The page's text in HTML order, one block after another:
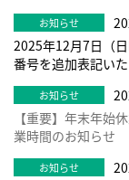
2025年12月7日（
番号を追加表記い
【重要】年末年始
業時間のお知らせ